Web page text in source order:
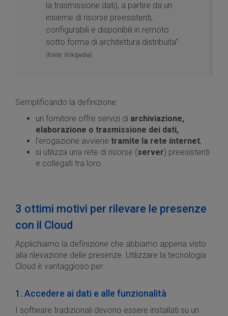
la trasmissione dati), a partire da un
insieme di risorse preesistenti,
configurabili e disponibili in remoto
sotto forma di architettura distribuita”
(fonte: Wikipedia)
Semplificando la definizione:
un fornitore offre servizi di archiviazione,
elaborazione o trasmissione dei dati,
l’erogazione avviene tramite la rete internet,
si utilizza una rete di risorse (server) preesistenti
e collegati tra loro.
3 ottimi motivi per rilevare le presenze
con il Cloud
Applichiamo la definizione che abbiamo appena visto
alla rilevazione delle presenze. Utilizzare la tecnologia
Cloud è vantaggioso per:
1. Accedere ai dati e alle funzionalità
I software tradizionali devono essere installati su un